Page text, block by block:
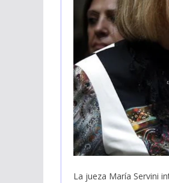
La jueza María Servini